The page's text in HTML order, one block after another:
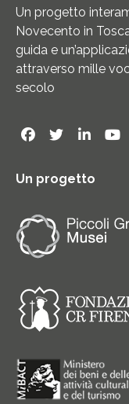
Un progetto
Novecento in
guida e
attraverso mille
secolo
Un progetto